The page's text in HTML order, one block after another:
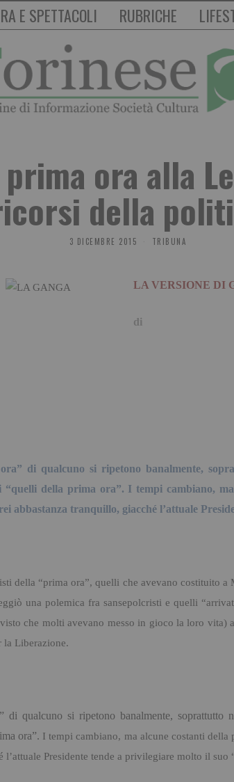
E SPETTACOLI RUBRICHE
ora alla
della
3 DICEMBRE 2015 TRIBUNA
LA VERSIONE DI
di
di qualcuno si ripetono banalmente,
“quelli della prima ora”. I tempi cambiano,
abbastanza tranquillo, giacché l’attuale
della “prima ora”, quelli che avevano costituito
una polemica fra sansepolcristi e quelli
che molti avevano messo in gioco la loro
la Liberazione.
qualcuno si ripetono banalmente, soprattutto
ora”. I tempi cambiano, ma alcune costanti
Presidente tende a privilegiare molto il suo